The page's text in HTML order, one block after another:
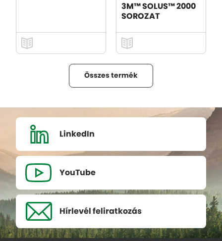
3M™ SOLUS™ 2000
SOROZAT
Összes termék
LinkedIn
YouTube
Hírlevél feliratkozás